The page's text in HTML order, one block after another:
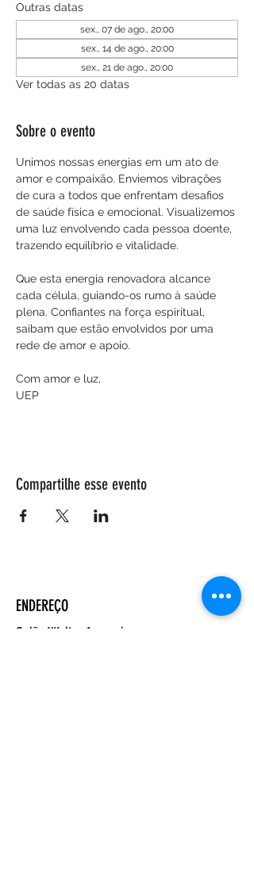
Outras datas
sex., 07 de ago., 20:00
sex., 14 de ago., 20:00
sex., 21 de ago., 20:00
Ver todas as 20 datas
Sobre o evento
Unimos nossas energias em um ato de
amor e compaixão. Enviemos vibrações
de cura a todos que enfrentam desafios
de saúde física e emocional. Visualizemos
uma luz envolvendo cada pessoa doente,
trazendo equilíbrio e vitalidade.
Que esta energia renovadora alcance
cada célula, guiando-os rumo à saúde
plena. Confiantes na força espiritual,
saibam que estão envolvidos por uma
rede de amor e apoio.
Com amor e luz,
UEP
Compartilhe esse evento
ENDEREÇO
Salão Walter Accorsi